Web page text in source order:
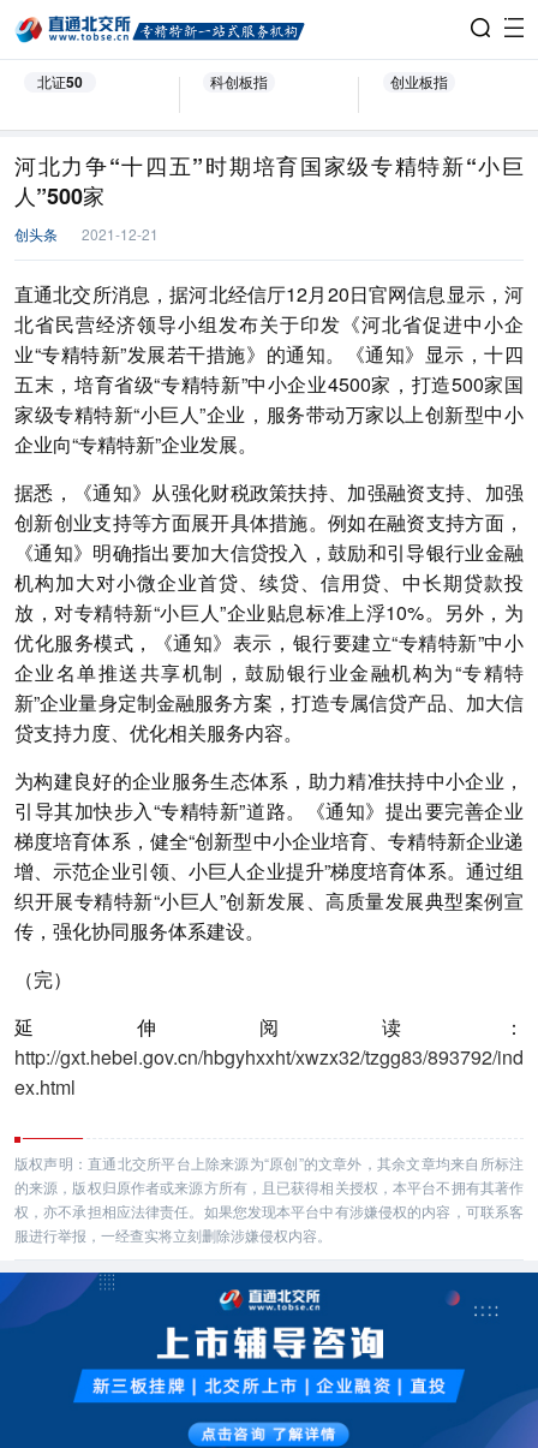
北证50 科创板指 创业板指
河北力争“十四五”时期培育国家级专精特新“小巨
人”500家
创头条 2021-12-21
直通北交所消息，据河北经信厅12月20日官网信息显示，河
北省民营经济领导小组发布关于印发《河北省促进中小企
业“专精特新”发展若干措施》的通知。《通知》显示，十四
五末，培育省级“专精特新”中小企业4500家，打造500家国
家级专精特新“小巨人”企业，服务带动万家以上创新型中小
企业向“专精特新”企业发展。
据悉，《通知》从强化财税政策扶持、加强融资支持、加强
创新创业支持等方面展开具体措施。例如在融资支持方面，
《通知》明确指出要加大信贷投入，鼓励和引导银行业金融
机构加大对小微企业首贷、续贷、信用贷、中长期贷款投
放，对专精特新“小巨人”企业贴息标准上浮10%。另外，为
优化服务模式，《通知》表示，银行要建立“专精特新”中小
企业名单推送共享机制，鼓励银行业金融机构为“专精特
新”企业量身定制金融服务方案，打造专属信贷产品、加大信
贷支持力度、优化相关服务内容。
为构建良好的企业服务生态体系，助力精准扶持中小企业，
引导其加快步入“专精特新”道路。《通知》提出要完善企业
梯度培育体系，健全“创新型中小企业培育、专精特新企业递
增、示范企业引领、小巨人企业提升”梯度培育体系。通过组
织开展专精特新“小巨人”创新发展、高质量发展典型案例宣
传，强化协同服务体系建设。
（完）
延伸阅读：
http://gxt.hebei.gov.cn/hbgyhxxht/xwzx32/tzgg83/893792/ind
ex.html
版权声明：直通北交所平台上除来源为“原创”的文章外，其余文章均来自所标注
的来源，版权归原作者或来源方所有，且已获得相关授权，本平台不拥有其著作
权，亦不承担相应法律责任。如果您发现本平台中有涉嫌侵权的内容，可联系客
服进行举报，一经查实将立刻删除涉嫌侵权内容。